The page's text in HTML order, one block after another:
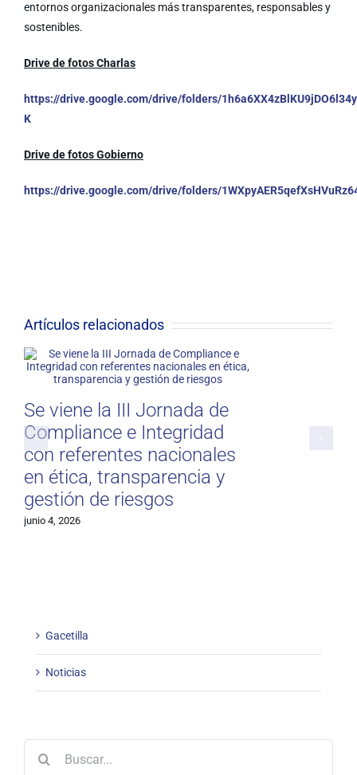
entornos organizacionales más transparentes, responsables y
sostenibles.
Drive de fotos Charlas
https://drive.google.com/drive/folders/
K
Drive de fotos Gobierno
https://drive.google.com/drive/folders/
Artículos relacionados
Se viene la III Jornada de
Compliance e Integridad
con referentes nacionales
en ética, transparencia y
gestión de riesgos
junio 4, 2026
Gacetilla
Noticias